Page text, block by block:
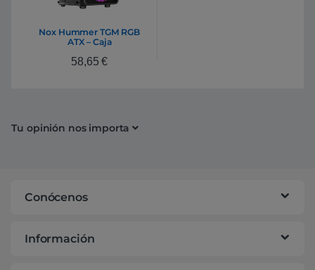
Nox Hummer TGM RGB
ATX – Caja
58,65€
Tu opinión nos importa
Conócenos
Información